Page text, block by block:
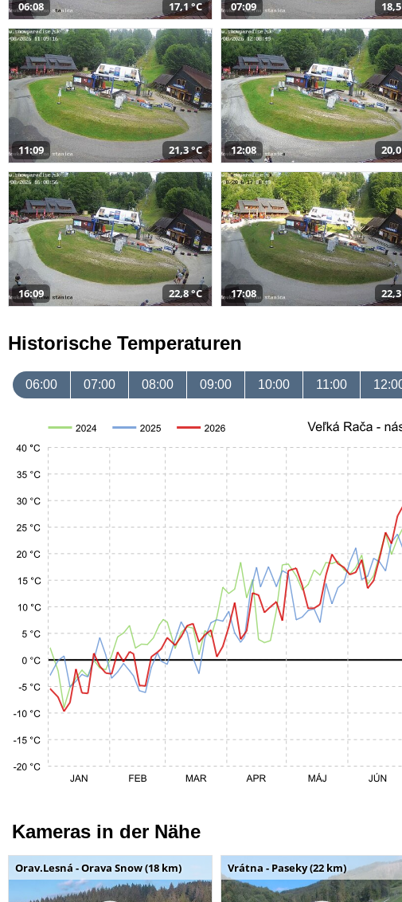
06:08 17,1 °C 07:09
11:09 21,3 °C 12:08
16:09 22,8 °C 17:08
Historische Temperaturen
06:00 07:00 08:00 09:00 10:00 11:00
Kameras in der Nähe
Orav.Lesná - Orava Snow (18 km) Vrátna - Paseky (22 km)